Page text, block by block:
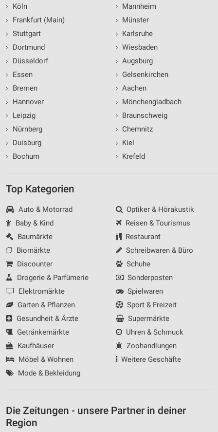
›
Köln
›
Frankfurt (Main)
› Stuttgart
›
Dortmund
›
Düsseldorf
›
Essen
›
Bremen
›
Hannover
›
Leipzig
›
Nürnberg
›
Duisburg
›
Bochum
› Mannheim
› Münster
› Karlsruhe
› Wiesbaden
› Augsburg
› Gelsenkirchen
› Aachen
› Mönchengladbach
› Braunschweig
› Chemnitz
› Kiel
› Krefeld
Top Kategorien
Auto & Motorrad
Baby & Kind
Baumärkte
Biomärkte
Discounter
Drogerie & Parfümerie
Elektromärkte
Garten & Pflanzen
Gesundheit & Ärzte
Getränkemärkte
Kaufhäuser
Möbel & Wohnen
Mode & Bekleidung
Optiker & Hörakustik
Reisen & Tourismus
Restaurant
Schreibwaren & Büro
Schuhe
Sonderposten
Spielwaren
Sport & Freizeit
Supermärkte
Uhren & Schmuck
Zoohandlungen
Weitere Geschäfte
Die Zeitungen - unsere Partner in deiner
Region